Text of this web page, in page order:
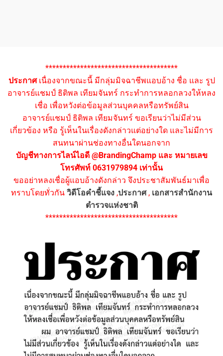
**************************************
ประกาศเนื่องจากขณะนี้ มีกลุ่มมิจฉาชีพแอบอ้าง ชื่อ และ รูป
อาจารย์แชมป์ ธิติพล เทียมจันทร์ กระทำการหลอกลวงให้หลง
เชื่อ เพื่อหวังต่อข้อมูลส่วนบุคคลหรือทรัพย์สิน
อาจารย์แชมป์ ธิติพล เทียมจันทร์ ขอเรียนว่าไม่มีส่วน
เกี่ยวข้อง หรือ รู้เห็นในเรื่องดังกล่าวแต่อย่างใด และไม่มีการ
สนทนาผ่านช่องทางอื่นใดนอกจาก
บัญชีทางการไลน์ไอดี @BrandingChamp และ หมายเลข
โทรศัพท์ 0631979894 เท่านั้น
ขออย่าหลงเชื่อผู้แอบอ้างดังกล่าว จึงประชาสัมพันธ์มาเพื่อ
ทราบโดยทั่วกัน วิดีโอคำชี้แจง ,ประกาศ, เอกสารสำนักงาน
ตำรวจแห่งชาติ
**************************************